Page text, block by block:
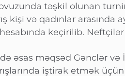
təşkil olunan
kişi və qadınlar
keçirilib.
əsas məqsəd Gənclər
iştirak etmək üçün